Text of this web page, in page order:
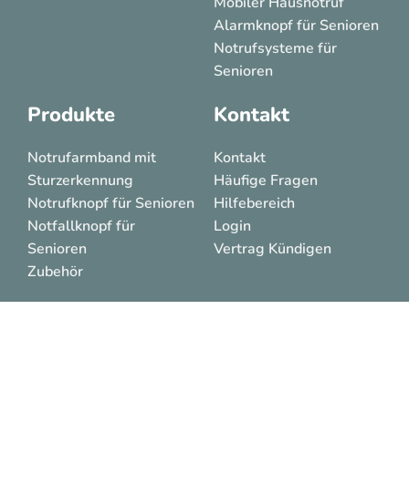
Alarmknopf für Senioren
Notrufsysteme für
Senioren
Produkte
Notrufarmband mit
Sturzerkennung
Notrufknopf für Senioren
Notfallknopf für
Senioren
Zubehör
Kontakt
Kontakt
Häufige Fragen
Hilfebereich
Login
Vertrag Kündigen